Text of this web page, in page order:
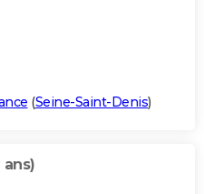
(Seine-Saint-Denis)
ans)